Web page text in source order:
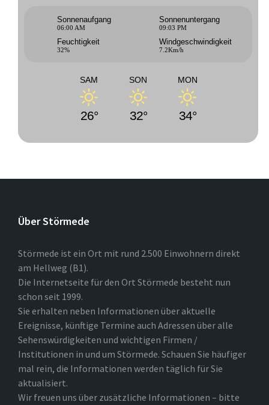
Sonnenaufgang
06:00 AM
Sonnenuntergang
09:03 PM
Feuchtigkeit
32%
Windgeschwindigkeit
7.2Km/h
SAM
26°
SON
32°
MON
34°
Über Störmede
Störmede ist ein Ort mit rund 2.500 Einwohnern direkt
am Hellweg (B1).
Die Internetseite für den Ort Störmede besteht nun
schon seit 1999.
Sie erhalten neben Informationen über aktuelle
Ereignisse, künftige Termine auch Adressen über alle
Sehenswürdigkeiten und wichtigen Firmen /
Institutionen in und um Störmede. Schauen Sie häufiger
mal rein, die Informationen werden täglich für Sie
aktualisiert.
Wir freuen uns über zusätzliche Informationen – bitte